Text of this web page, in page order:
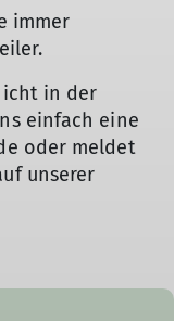
immer
in der
einfach eine
oder meldet
unserer